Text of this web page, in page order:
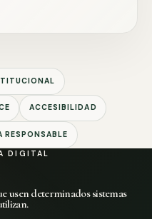
ACCESIBILIDAD
RESPONSABLE
DIGITAL
usen determinados sistemas